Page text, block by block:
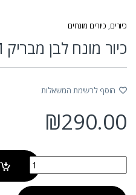
כיורים, כיורים מונחים
כיור מונח לבן מבריק RIVER SLIM
הוסף לרשימת המשאלות
₪290.00
כמות של כיור מונח לבן מבריק RIVER SLIM